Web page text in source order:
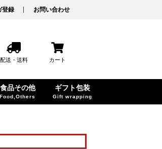
登録 お問い合わせ
配送・送料 カート
食品その他
Food,Others
ギフト包装
Gift wrapping